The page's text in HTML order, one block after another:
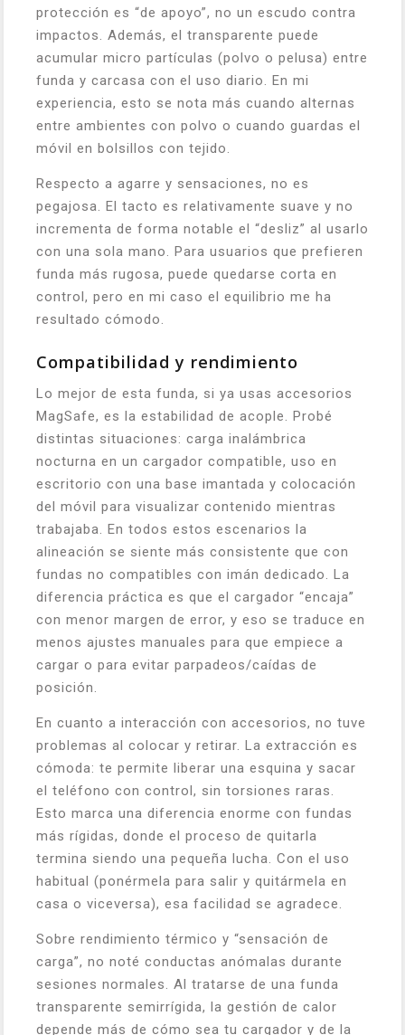
protección es “de apoyo”, no un escudo contra
impactos. Además, el transparente puede
acumular micro partículas (polvo o pelusa) entre
funda y carcasa con el uso diario. En mi
experiencia, esto se nota más cuando alternas
entre ambientes con polvo o cuando guardas el
móvil en bolsillos con tejido.
Respecto a agarre y sensaciones, no es
pegajosa. El tacto es relativamente suave y no
incrementa de forma notable el “desliz” al usarlo
con una sola mano. Para usuarios que prefieren
funda más rugosa, puede quedarse corta en
control, pero en mi caso el equilibrio me ha
resultado cómodo.
Compatibilidad y rendimiento
Lo mejor de esta funda, si ya usas accesorios
MagSafe, es la estabilidad de acople. Probé
distintas situaciones: carga inalámbrica
nocturna en un cargador compatible, uso en
escritorio con una base imantada y colocación
del móvil para visualizar contenido mientras
trabajaba. En todos estos escenarios la
alineación se siente más consistente que con
fundas no compatibles con imán dedicado. La
diferencia práctica es que el cargador “encaja”
con menor margen de error, y eso se traduce en
menos ajustes manuales para que empiece a
cargar o para evitar parpadeos/caídas de
posición.
En cuanto a interacción con accesorios, no tuve
problemas al colocar y retirar. La extracción es
cómoda: te permite liberar una esquina y sacar
el teléfono con control, sin torsiones raras.
Esto marca una diferencia enorme con fundas
más rígidas, donde el proceso de quitarla
termina siendo una pequeña lucha. Con el uso
habitual (ponérmela para salir y quitármela en
casa o viceversa), esa facilidad se agradece.
Sobre rendimiento térmico y “sensación de
carga”, no noté conductas anómalas durante
sesiones normales. Al tratarse de una funda
transparente semirrígida, la gestión de calor
depende más de cómo sea tu cargador y de la